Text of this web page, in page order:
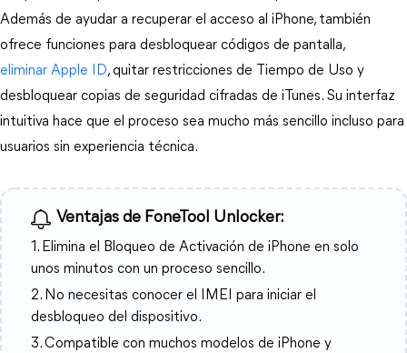
Además de ayudar a recuperar el acceso al iPhone, también
ofrece funciones para desbloquear códigos de pantalla,
eliminar Apple ID, quitar restricciones de Tiempo de Uso y
desbloquear copias de seguridad cifradas de iTunes. Su interfaz
intuitiva hace que el proceso sea mucho más sencillo incluso para
usuarios sin experiencia técnica.
Ventajas de FoneTool Unlocker:
1. Elimina el Bloqueo de Activación de iPhone en solo
unos minutos con un proceso sencillo.
2. No necesitas conocer el IMEI para iniciar el
desbloqueo del dispositivo.
3. Compatible con muchos modelos de iPhone y